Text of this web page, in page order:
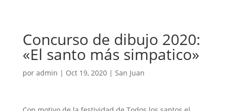
Concurso de dibujo 2020:
«El santo más simpatico»
por admin | Oct 19, 2020| San Juan